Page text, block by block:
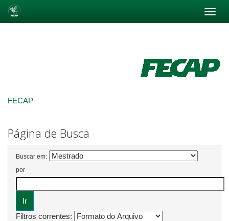
FECAP
Página de Busca
Buscar em:
por
Filtros correntes: